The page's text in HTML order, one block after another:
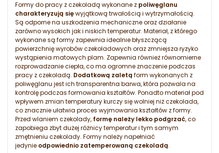
Formy do pracy z czekoladą wykonane z poliwęglanu
charakteryzują sięwyjątkową trwałością i wytrzymałością.
Są odporne na uszkodzenia mechaniczne oraz działanie
zarówno wysokich jak i niskich temperatur. Materiał, z którego
wykonane są formy zapewnia idealnie błyszczącą
powierzchnię wyrobów czekoladowych oraz zmniejsza ryzyko
wystąpienia matowych plam. Zapewnia również równomierne
rozprowadzanie ciepła, co ma ogromne znaczenie podczas
pracy z czekoladą. Dodatkową zaletą form wykonanych z
poliwęglanu jest ich transparentna barwa, która pozwala na
kontrolę podczas formowania kształtów. Ponadto materiał pod
wpływem zmian temperatury kurczy się wolniej niż czekolada,
co znacznie ułatwia proces wyjmowania kształtów z formy.
Przed wlaniem czekolady, formę należy lekko podgrzać, co
zapobiega zbyt dużej różnicy temperatur i tym samym
zmętnieniu czekolady. Formy należy napełniać
jedynie odpowiednio zatemperowaną czekoladą.